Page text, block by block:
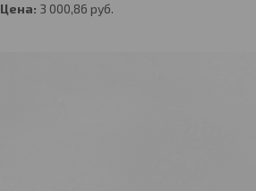
Цена: 3 000,86 руб.